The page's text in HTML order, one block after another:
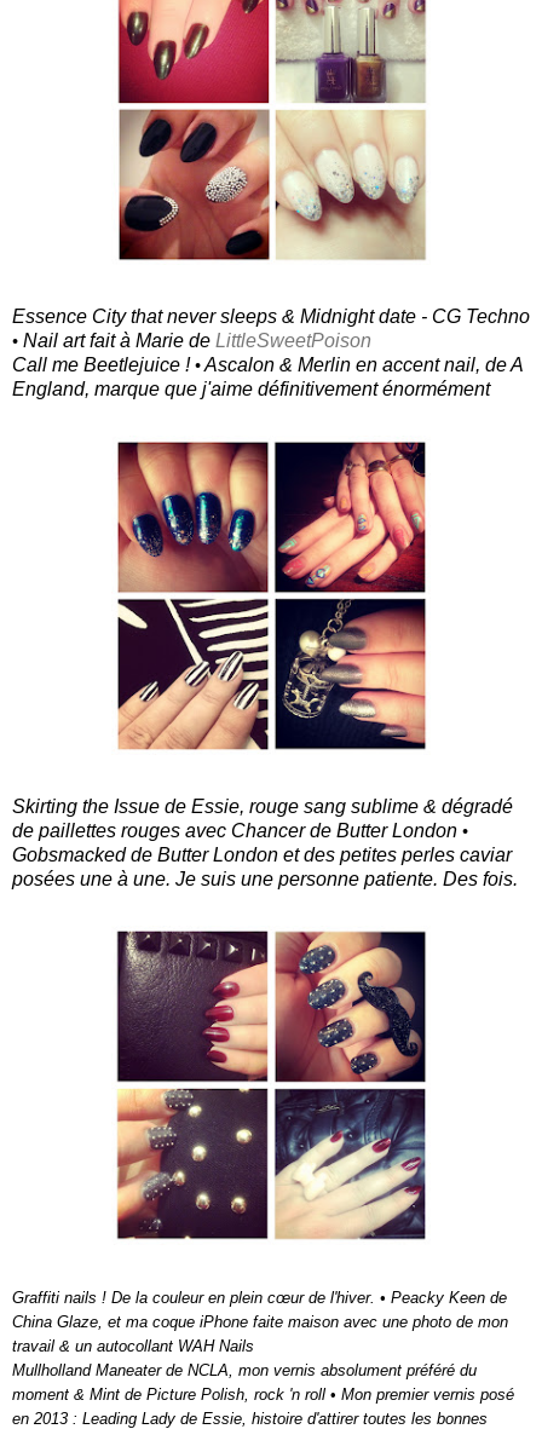
Essence City that never sleeps & Midnight date - CG Techno
• Nail art fait à Marie de LittleSweetPoison
Call me Beetlejuice !•Ascalon & Merlin en accent nail, de A
England, marque que j'aime définitivement énormément
Skirting the Issue de Essie, rouge sang sublime & dégradé
de paillettes rouges avec Chancer de Butter London •
Gobsmacked de Butter London et des petites perles caviar
posées une à une. Je suis une personne patiente. Des fois.
Graffiti nails ! De la couleur en plein cœur de l'hiver. • Peacky Keen de
China Glaze, et ma coque iPhone faite maison avec une photo de mon
travail & un autocollant WAH Nails
Mullholland Maneater de NCLA, mon vernis absolument préféré du
moment & Mint de Picture Polish, rock 'n roll • Mon premier vernis posé
en 2013 : Leading Lady de Essie, histoire d'attirer toutes les bonnes